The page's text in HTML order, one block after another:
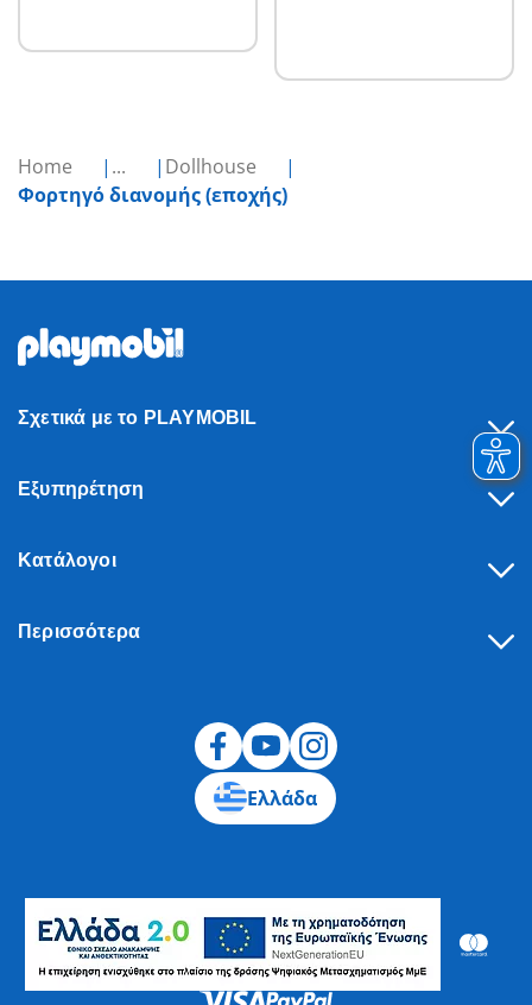
Home ...
Dollhouse
Φορτηγό διανομής (εποχής)
Σχετικά με το PLAYMOBIL
Εξυπηρέτηση
Κατάλογοι
Περισσότερα
Ελλάδα